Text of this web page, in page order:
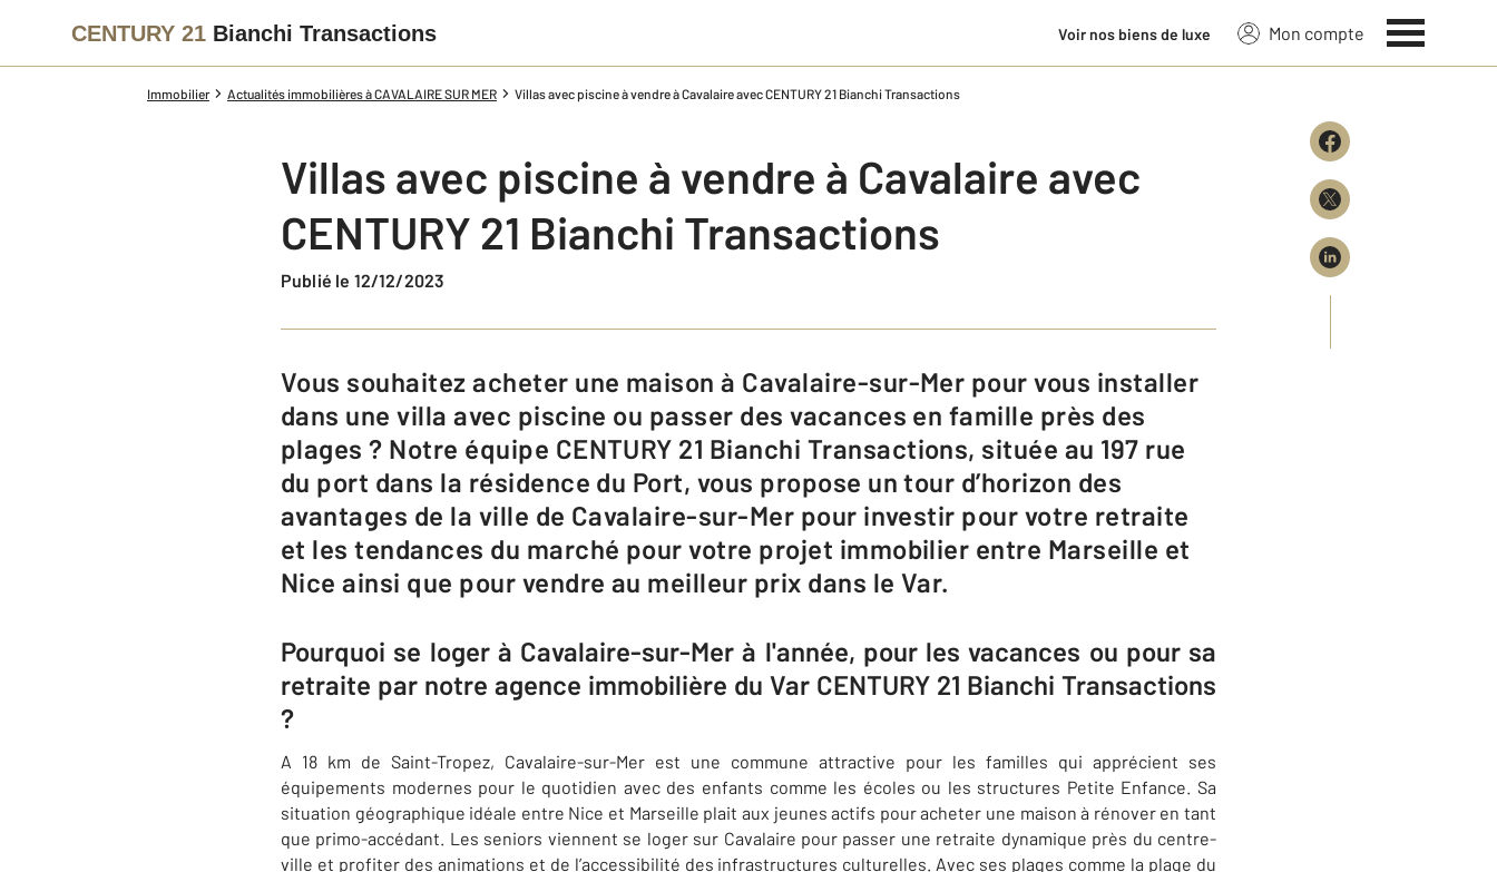
CENTURY 21 Bianchi Transactions Voir nos biens de luxe Mon compte
Immobilier Actualités immobilières à CAVALAIRE SUR MER Villas avec piscine à vendre à Cavalaire avec CENTURY 21 Bianchi Transactions
Villas avec piscine à vendre à Cavalaire avec
CENTURY 21 Bianchi Transactions
Publié le 12/12/2023
Vous souhaitez acheter une maison à Cavalaire-sur-Mer pour vous installer
dans une villa avec piscine ou passer des vacances en famille près des
plages ? Notre équipe CENTURY 21 Bianchi Transactions, située au 197 rue
du port dans la résidence du Port, vous propose un tour d’horizon des
avantages de la ville de Cavalaire-sur-Mer pour investir pour votre retraite
et les tendances du marché pour votre projet immobilier entre Marseille et
Nice ainsi que pour vendre au meilleur prix dans le Var.
Pourquoi se loger à Cavalaire-sur-Mer à l'année, pour les vacances ou pour sa
retraite par notre agence immobilière du Var CENTURY 21 Bianchi Transactions
?
A 18 km de Saint-Tropez, Cavalaire-sur-Mer est une commune attractive pour les familles qui apprécient ses
équipements modernes pour le quotidien avec des enfants comme les écoles ou les structures Petite Enfance. Sa
situation géographique idéale entre Nice et Marseille plait aux jeunes actifs pour acheter une maison à rénover en tant
que primo-accédant. Les seniors viennent se loger sur Cavalaire pour passer une retraite dynamique près du centre-
ville et profiter des animations et de l’accessibilité des infrastructures culturelles. Avec ses plages comme la plage du